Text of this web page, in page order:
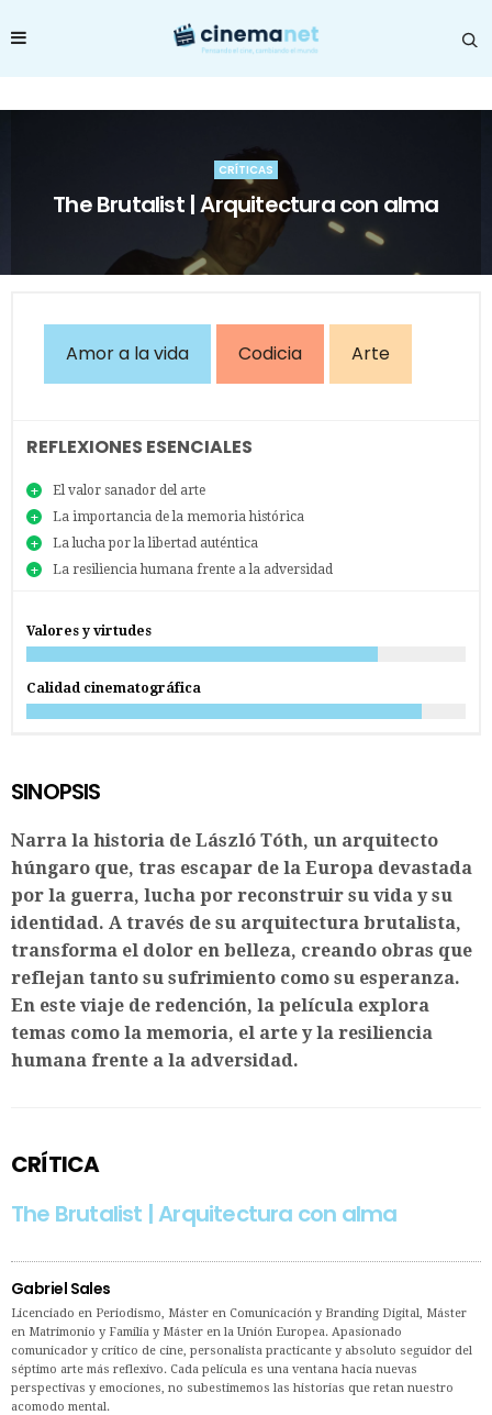
CRÍTICAS
The Brutalist | Arquitectura con alma
Amor a la vida Codicia Arte
REFLEXIONES ESENCIALES
El valor sanador del arte
La importancia de la memoria histórica
La lucha por la libertad auténtica
La resiliencia humana frente a la adversidad
Valores y virtudes
Calidad cinematográfica
SINOPSIS
Narra la historia de László Tóth, un arquitecto
húngaro que, tras escapar de la Europa devastada
por la guerra, lucha por reconstruir su vida y su
identidad. A través de su arquitectura brutalista,
transforma el dolor en belleza, creando obras que
reflejan tanto su sufrimiento como su esperanza.
En este viaje de redención, la película explora
temas como la memoria, el arte y la resiliencia
humana frente a la adversidad.
CRÍTICA
The Brutalist | Arquitectura con alma
Gabriel Sales
Licenciado en Periodismo, Máster en Comunicación y Branding Digital, Máster
en Matrimonio y Familia y Máster en la Unión Europea. Apasionado
comunicador y crítico de cine, personalista practicante y absoluto seguidor del
séptimo arte más reflexivo. Cada película es una ventana hacia nuevas
perspectivas y emociones, no subestimemos las historias que retan nuestro
acomodo mental.